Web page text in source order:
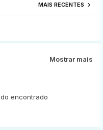
MAIS RECENTES
Mostrar mais
encontrado